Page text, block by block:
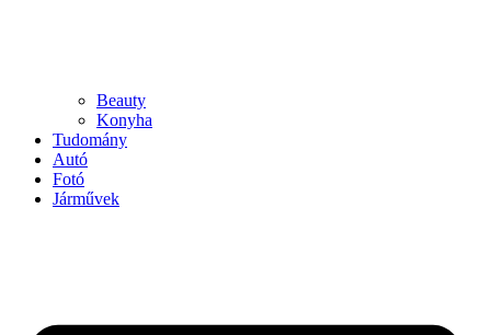
Beauty
Konyha
Tudomány
Autó
Fotó
Járművek